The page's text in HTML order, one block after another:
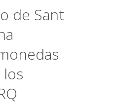
de Sant